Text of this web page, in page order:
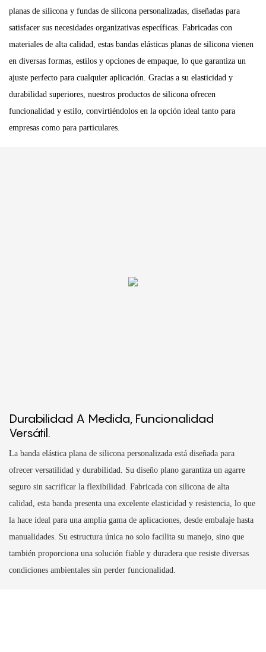
planas de silicona y fundas de silicona personalizadas, diseñadas para
satisfacer sus necesidades organizativas específicas. Fabricadas con
materiales de alta calidad, estas bandas elásticas planas de silicona vienen
en diversas formas, estilos y opciones de empaque, lo que garantiza un
ajuste perfecto para cualquier aplicación. Gracias a su elasticidad y
durabilidad superiores, nuestros productos de silicona ofrecen
funcionalidad y estilo, convirtiéndolos en la opción ideal tanto para
empresas como para particulares.
Durabilidad A Medida, Funcionalidad
Versátil.
La banda elástica plana de silicona personalizada está diseñada para
ofrecer versatilidad y durabilidad. Su diseño plano garantiza un agarre
seguro sin sacrificar la flexibilidad. Fabricada con silicona de alta
calidad, esta banda presenta una excelente elasticidad y resistencia, lo que
la hace ideal para una amplia gama de aplicaciones, desde embalaje hasta
manualidades. Su estructura única no solo facilita su manejo, sino que
también proporciona una solución fiable y duradera que resiste diversas
condiciones ambientales sin perder funcionalidad.